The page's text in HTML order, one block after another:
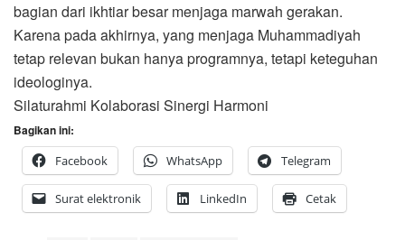
bagian dari ikhtiar besar menjaga marwah gerakan.
Karena pada akhirnya, yang menjaga Muhammadiyah
tetap relevan bukan hanya programnya, tetapi keteguhan
ideologinya.
Silaturahmi Kolaborasi Sinergi Harmoni
Bagikan ini:
Facebook
WhatsApp Telegram
Surat elektronik LinkedIn Cetak